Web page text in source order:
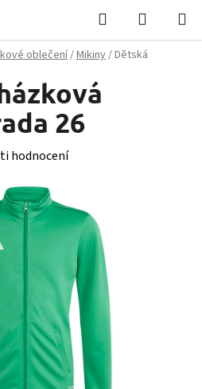
Hledat
KOŠÍK
oblečení/Mikiny/Dětská
26
hodnocení